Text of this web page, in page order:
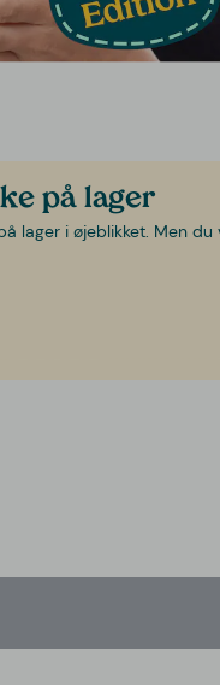
på lager
lager i øjeblikket. Men